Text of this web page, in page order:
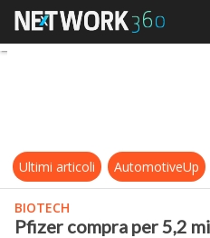
Pfizer
Ultimi articoli AutomotiveUp
BIOTECH
Pfizer compra per 5,2